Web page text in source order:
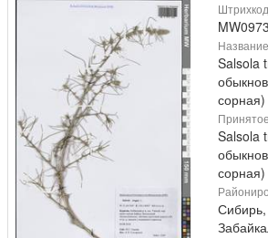
Штрихкод
Salsola
сорная)
Salsola
сорная)